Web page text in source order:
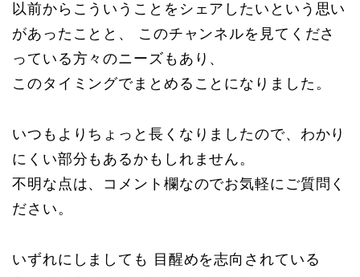
以前からこういうことをシェアしたいという思い
があったことと、 このチャンネルを見てくださ
っている方々のニーズもあり、
このタイミングでまとめることになりました。
いつもよりちょっと長くなりましたので、わかり
にくい部分もあるかもしれません。
不明な点は、コメント欄なのでお気軽にご質問く
ださい。
いずれにしましても 目醒めを志向されている